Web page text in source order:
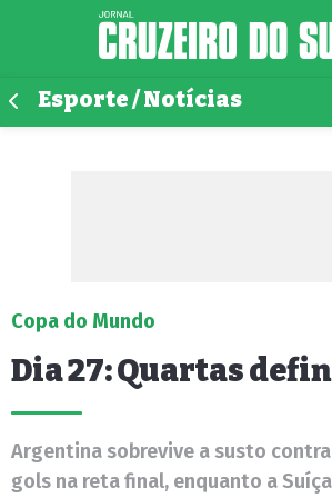
Esporte / Notícias
Copa do Mundo
Dia 27: Quartas
Argentina sobrevive a susto
gols na reta final, enquanto a